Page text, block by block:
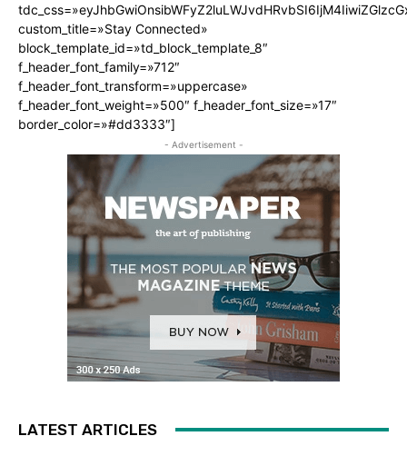
custom_title=»Stay Connected»
block_template_id=»td_block_template_8″
f_header_font_family=»712″
f_header_font_transform=»uppercase»
f_header_font_weight=»500″ f_header_font_size=»17″
border_color=»#dd3333″]
- Advertisement -
LATEST ARTICLES